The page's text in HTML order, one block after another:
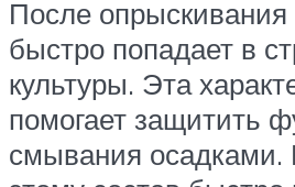
После опрыскивания
быстро попадает в
культуры. Эта
помогает защитить
смывания осадками.